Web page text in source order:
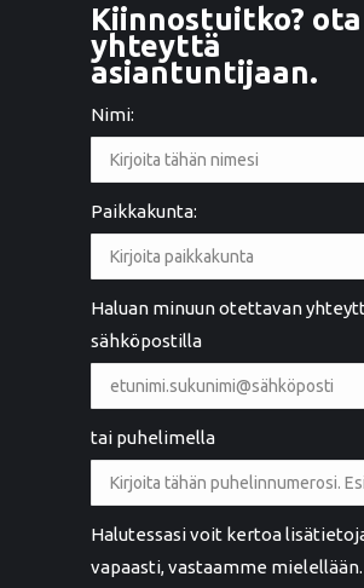
Kiinnostuitko? ota
yhteyttä
asiantuntijaan.
Nimi:
Paikkakunta:
Haluan minuun otettavan
sähköpostilla
tai puhelimella
Halutessasi voit kertoa
vapaasti, vastaamme